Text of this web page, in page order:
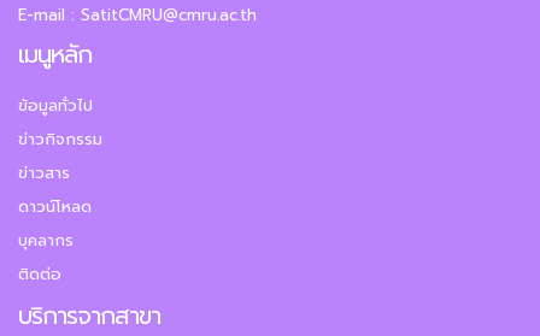
E-mail : SatitCMRU@cmru.ac.th
เมนูหลัก
ข้อมูลทั่วไป
ข่าวกิจกรรม
ข่าวสาร
ดาวน์โหลด
บุคลากร
ติดต่อ
บริการจากสาขา